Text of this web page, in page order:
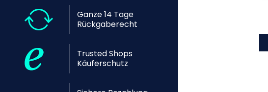
Ganze 14 Tage
Rückgaberecht
Trusted Shops
Käuferschutz